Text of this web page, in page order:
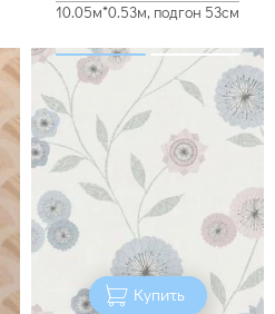
10.05м*0.53м, подгон 53см
Купить